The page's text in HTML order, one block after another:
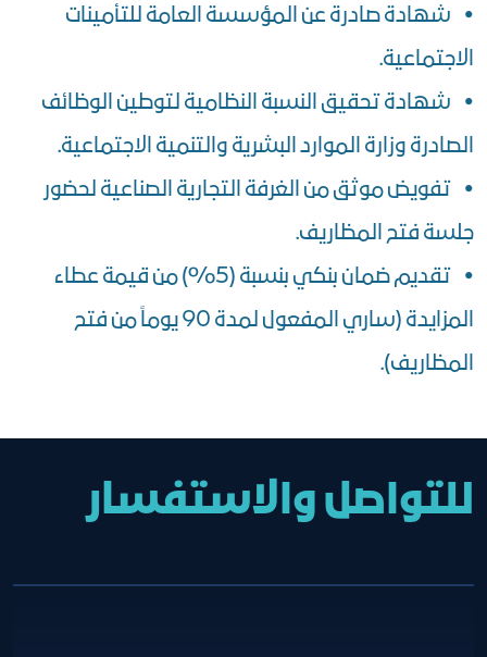
• شهادة صادرة عن المؤسسة العامة للتأمينات
الاجتماعية.
• شهادة تحقيق النسبة النظامية لتوطين الوظائف
الصادرة وزارة الموارد البشرية والتنمية الاجتماعية.
• تفويض موثق من الغرفة التجارية الصناعية لحضور
جلسة فتح المظاريف.
• تقديم ضمان بنكي بنسبة (5%) من قيمة عطاء
المزايدة (ساري المفعول لمدة 90 يوماً من فتح
المظاريف).
للتواصل والاستفسار